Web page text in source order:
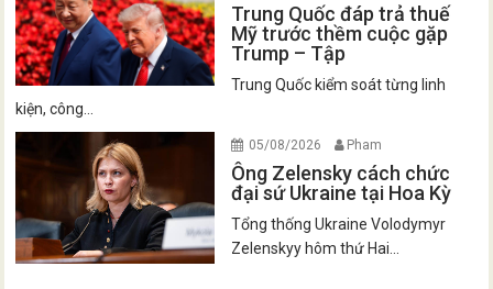
Trung Quốc đáp trả thuế
Mỹ trước thềm cuộc gặp
Trump – Tập
Trung Quốc kiểm soát từng linh
kiện, công...
05/08/2026 Pham
Ông Zelensky cách chức
đại sứ Ukraine tại Hoa Kỳ
Tổng thống Ukraine Volodymyr
Zelenskyy hôm thứ Hai...